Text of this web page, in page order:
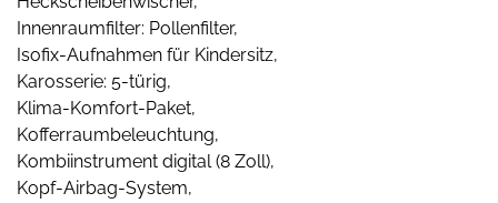
Innenraumfilter: Pollenfilter,
Isofix-Aufnahmen für Kindersitz,
Karosserie: 5-türig,
Klima-Komfort-Paket,
Kofferraumbeleuchtung,
Kombiinstrument digital (8 Zoll),
Kopf-Airbag-System,